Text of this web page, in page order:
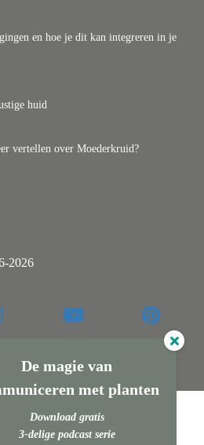
en hoe je dit kan integreren in je
huid
vertellen over Moederkruid?
2026
De magie van
met planten
Download gratis
3-delige podcast serie
website om de